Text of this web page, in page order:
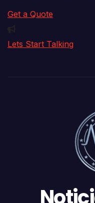
Get a Quote
Lets Start Talking